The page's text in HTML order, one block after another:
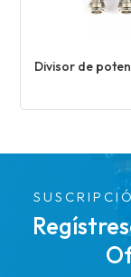
Divisor de